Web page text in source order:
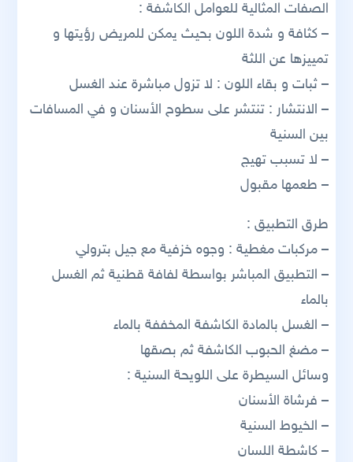
الصفات المثالية للعوامل الكاشفة :
– كثافة و شدة اللون بحيث يمكن للمريض رؤيتها و
تمييزها عن اللثة
– ثبات و بقاء اللون : لا تزول مباشرة عند الغسل
– الانتشار : تنتشر على سطوح الأسنان و في المسافات
بين السنية
– لا تسبب تهيج
– طعمها مقبول
طرق التطبيق :
– مركبات مغطية : وجوه خزفية مع جيل بترولي
– التطبيق المباشر بواسطة لفافة قطنية ثم الغسل
بالماء
– الغسل بالمادة الكاشفة المخففة بالماء
– مضغ الحبوب الكاشفة ثم بصقها
وسائل السيطرة على اللويحة السنية :
– فرشاة الأسنان
– الخيوط السنية
– كاشطة اللسان